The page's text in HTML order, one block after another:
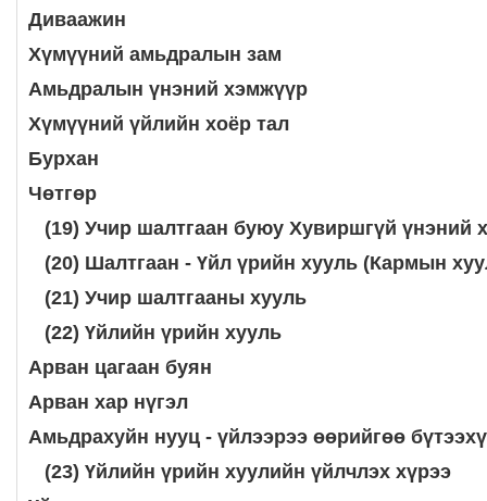
Диваажин
Хүмүүний амьдралын зам
Амьдралын үнэний хэмжүүр
Хүмүүний үйлийн хоёр тал
Бурхан
Чөтгөр
(19) Учир шалтгаан буюу Хувиршгүй үнэний
(20) Шалтгаан - Үйл үрийн хууль (Кармын
(21) Учир шалтгааны хууль
(22) Үйлийн үрийн хууль
Арван цагаан буян
Арван хар нүгэл
Амьдрахуйн нууц - үйлээрээ өөрийгөө
(23) Үйлийн үрийн хуулийн үйлчлэх хүрээ